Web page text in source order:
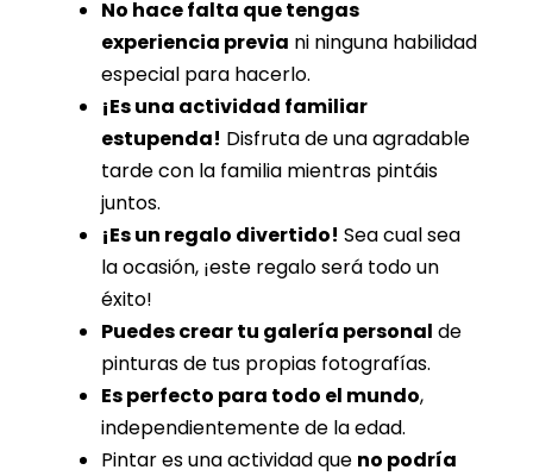
No hace falta que tengas
experiencia previa ni ninguna habilidad
especial para hacerlo.
¡Es una actividad familiar
estupenda! Disfruta de una agradable
tarde con la familia mientras pintáis
juntos.
¡Es un regalo divertido! Sea cual sea
la ocasión, ¡este regalo será todo un
éxito!
Puedes crear tu galería personal de
pinturas de tus propias fotografías.
Es perfecto para todo el mundo,
independientemente de la edad.
Pintar es una actividad que no podría